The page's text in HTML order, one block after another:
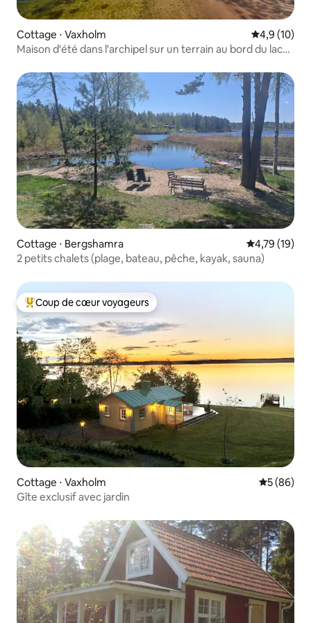
Cottage ⋅ Vaxholm Évaluation
4,9 (10)
Maison d'été dans l'archipel sur un terrain au bord du lac
Cottage ⋅ Bergshamra Évaluation
4,79 (19)
2 petits chalets (plage, bateau, pêche, kayak, sauna)
Coups de cœur voyageurs les plus appréciés
Coup de cœur voyageurs
Cottage ⋅ Vaxholm
5 (86)
Gîte exclusif avec jardin